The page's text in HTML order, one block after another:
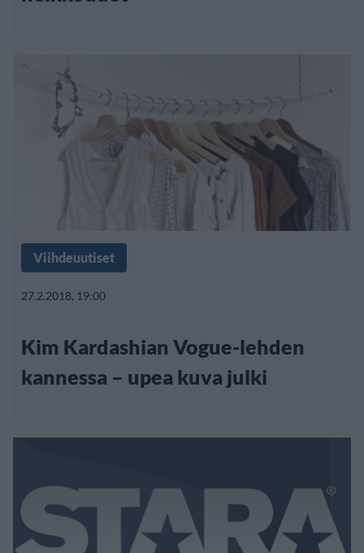
Viihdeuutiset
27.2.2018, 19:00
Kim Kardashian Vogue-lehden
kannessa – upea kuva julki